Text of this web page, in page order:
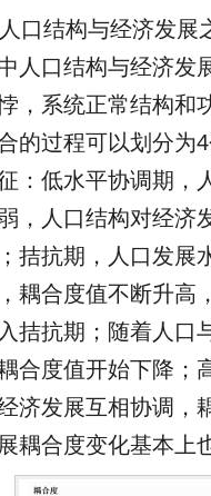
人口结构与经济发展
人口结构与经济发
，系统正常结构和
的过程可以划分为
：低水平协调期，
，人口结构对经济
拮抗期，人口发展
耦合度值不断升高
拮抗期；随着人口
合度值开始下降；
济发展互相协调，
耦合度变化基本上